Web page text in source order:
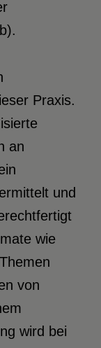
Praxis.
an
und
wie
von
wird bei